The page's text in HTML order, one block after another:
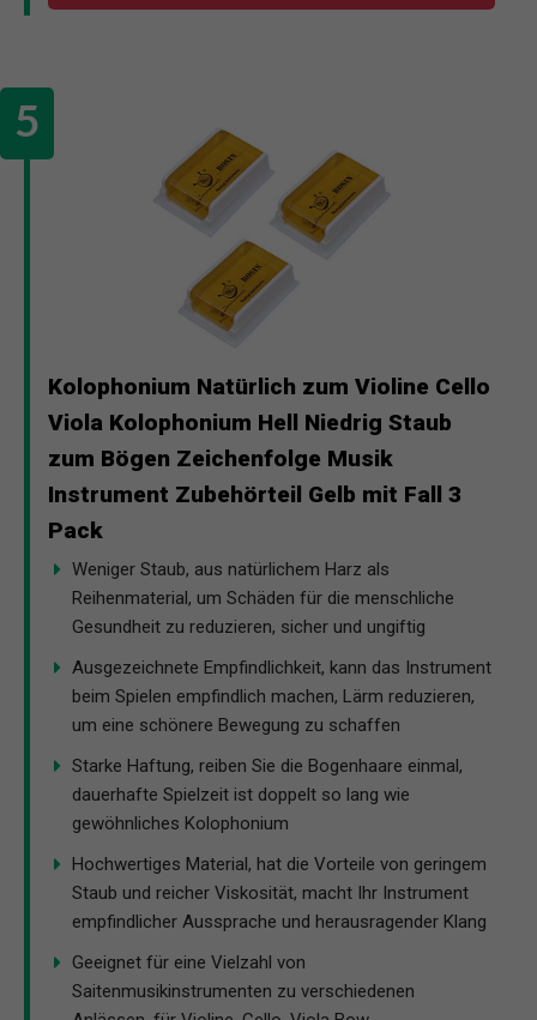
Kolophonium Natürlich zum Violine Cello
Viola Kolophonium Hell Niedrig Staub
zum Bögen Zeichenfolge Musik
Instrument Zubehörteil Gelb mit Fall 3
Pack
Weniger Staub, aus natürlichem Harz als
Reihenmaterial, um Schäden für die menschliche
Gesundheit zu reduzieren, sicher und ungiftig
Ausgezeichnete Empfindlichkeit, kann das Instrument
beim Spielen empfindlich machen, Lärm reduzieren,
um eine schönere Bewegung zu schaffen
Starke Haftung, reiben Sie die Bogenhaare einmal,
dauerhafte Spielzeit ist doppelt so lang wie
gewöhnliches Kolophonium
Hochwertiges Material, hat die Vorteile von geringem
Staub und reicher Viskosität, macht Ihr Instrument
empfindlicher Aussprache und herausragender Klang
Geeignet für eine Vielzahl von
Saitenmusikinstrumenten zu verschiedenen